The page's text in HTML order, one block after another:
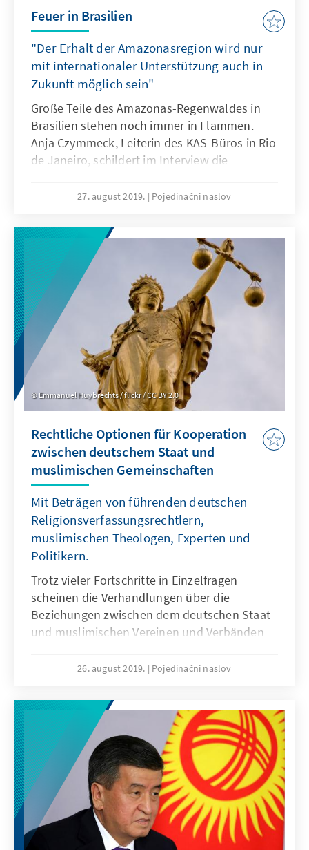
Feuer in Brasilien
"Der Erhalt der Amazonasregion wird nur
mit internationaler Unterstützung auch in
Zukunft möglich sein"
Große Teile des Amazonas-Regenwaldes in
Brasilien stehen noch immer in Flammen.
Anja Czymmeck, Leiterin des KAS-Büros in Rio
de Janeiro, schildert im Interview die
zum Schutz der Region und welche Rolle
27. august 2019. Pojedinačni naslov
Emmanuel Huybrechts / flickr / CC BY 2.0
Rechtliche Optionen für Kooperation
zwischen deutschem Staat und
muslimischen Gemeinschaften
Mit Beträgen von führenden deutschen
Religionsverfassungsrechtlern,
muslimischen Theologen, Experten und
Politikern.
Trotz vieler Fortschritte in Einzelfragen
scheinen die Verhandlungen über die
Beziehungen zwischen dem deutschen Staat
und muslimischen Vereinen und Verbänden
Einberufung der Deutschen Islam Konferenz
überwinden zu können.
26. august 2019. Pojedinačni naslov